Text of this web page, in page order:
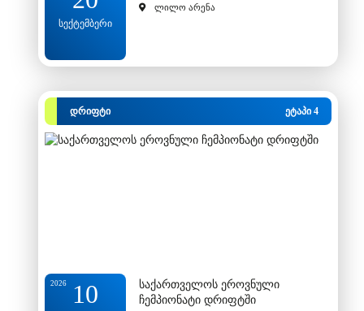
სექტემბერი
ლილო არენა
დრიფტი ეტაპი 4
10
2026
საქართველოს ეროვნული
ჩემპიონატი დრიფტში